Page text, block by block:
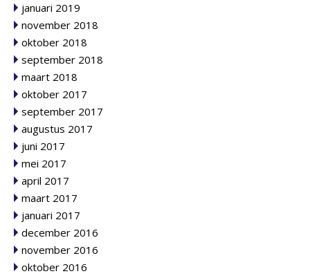
januari 2019
november 2018
oktober 2018
september 2018
maart 2018
oktober 2017
september 2017
augustus 2017
juni 2017
mei 2017
april 2017
maart 2017
januari 2017
december 2016
november 2016
oktober 2016